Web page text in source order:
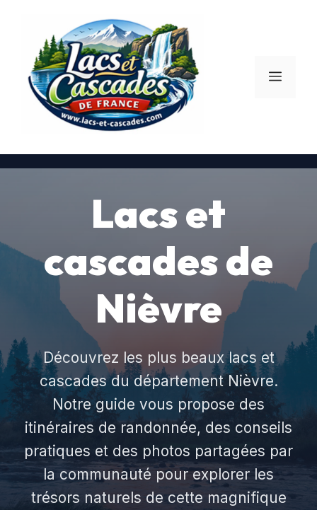
contenu
Menu
Lacs et
cascades de
Nièvre
Découvrez les plus beaux lacs et
cascades du département Nièvre.
Notre guide vous propose des
itinéraires de randonnée, des conseils
pratiques et des photos partagées par
la communauté pour explorer les
trésors naturels de cette magnifique